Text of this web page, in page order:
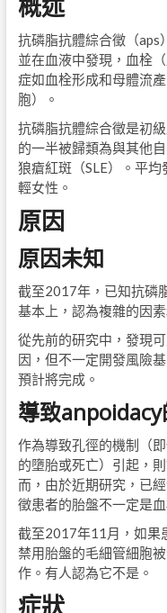
概述
抗磷脂抗體綜合徵（aps
並在血液中發現，血栓
症如血栓形成和母體流
胞）。
抗磷脂抗體綜合徵是初
的一半被歸類為與其他
狼瘡紅斑（SLE）。平
輕女性。
原因
原因未知
截至2017年，已知抗磷
基本上，認為複雜的因
從先前的研究中，發現
因，但不一定開發風險
預計將完成。
導致
作為導致孔徑的機制（
的墮胎或死亡）引起，
而，由於近期研究，已
徵患者的胎盤不一定是血
截至2017年11月，如果
禁用胎盤的毛細管細胞
作。有人認為它不是。
症狀